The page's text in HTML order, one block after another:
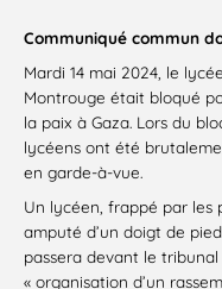
Communiqué commun
Mardi 14 mai 2024, le
Montrouge était bloqué
la paix à Gaza. Lors du
lycéens ont été
en garde-à-vue.
Un lycéen, frappé par les
amputé d’un doigt de
passera devant le
« organisation d’un